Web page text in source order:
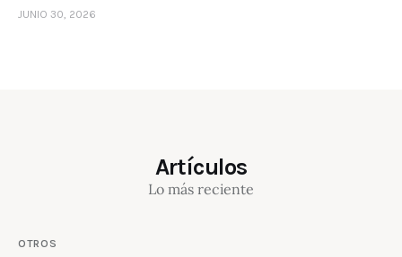
JUNIO 30, 2026
Artículos
Lo más reciente
OTROS